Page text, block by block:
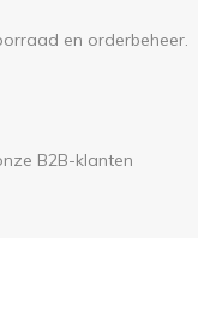
en orderbeheer.
B2B-klanten